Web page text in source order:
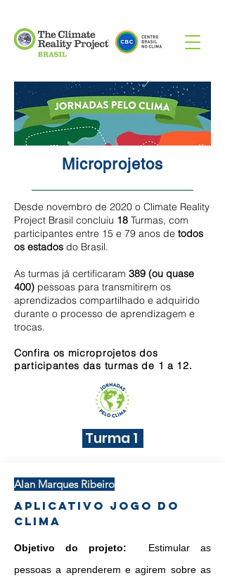
Microprojetos
Desde novembro de 2020 o Climate Reality
Project Brasil concluiu 18 Turmas, com
participantes entre 15 e 79 anos de todos
os estados do Brasil.
As turmas já certificaram 389 (ou quase
400) pessoas para transmitirem os
aprendizados compartilhado e adquirido
durante o processo de aprendizagem e
trocas.
Confira os microprojetos dos
participantes das turmas de 1 a 12.
Turma 1
Alan Marques Ribeiro
Aplicativo Jogo do
Clima
Objetivo do projeto:
Estimular as
pessoas a aprenderem e agirem sobre as